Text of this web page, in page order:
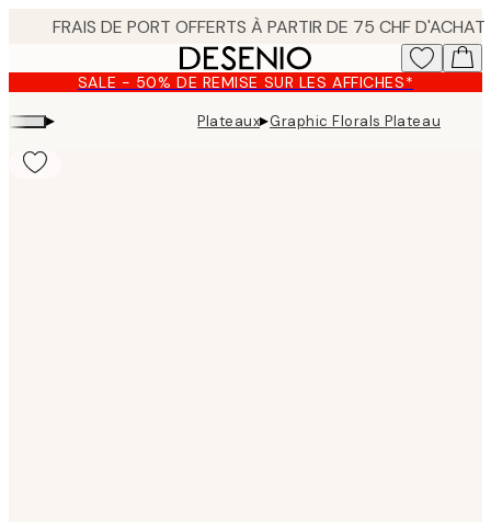
content.SALE - 50% DE REMISE SUR LES AFFICHES*
▸ Plateaux▸Graphic Florals Plateau